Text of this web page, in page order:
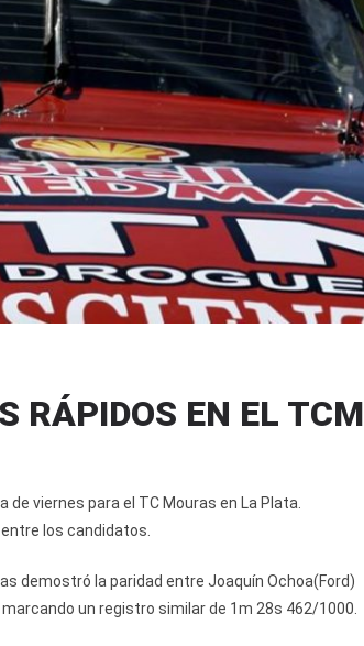
RÁPIDOS EN EL TCM
de viernes para el TC Mouras en La Plata.
los candidatos.
demostró la paridad entre Joaquín Ochoa(Ford)
un registro similar de 1m 28s 462/1000.